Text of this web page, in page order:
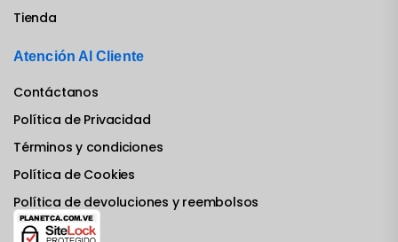
Tienda
Atención Al Cliente
Contáctanos
Política de Privacidad
Términos y condiciones
Política de Cookies
Política de devoluciones y reembolsos